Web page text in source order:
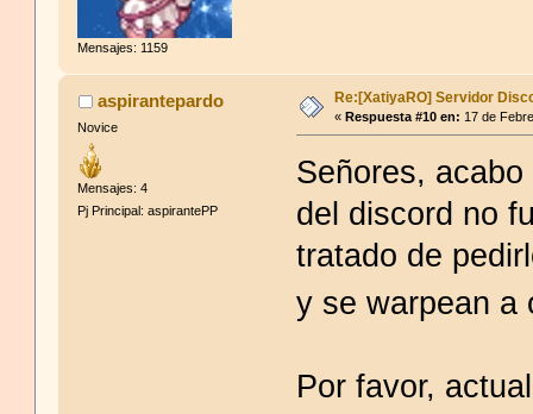
Mensajes: 1159
aspirantepardo
Novice
Mensajes: 4
Pj Principal: aspirantePP
Re:[XatiyaRO] Servidor
«Respuesta #10 en: 17 de
Señores,
del discord no
tratado de
y se warpean
Por favor,